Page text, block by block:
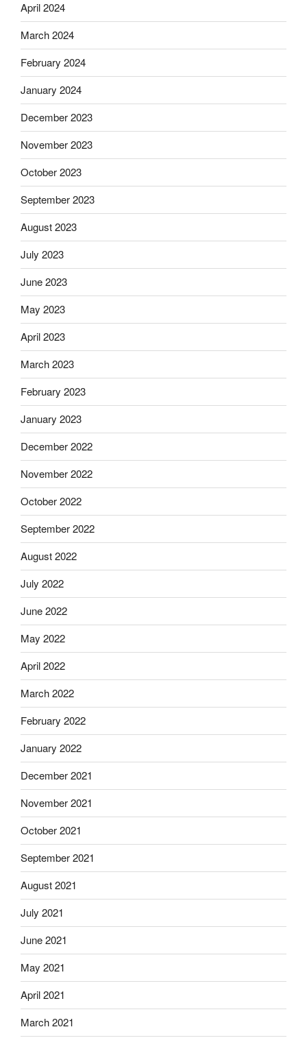
April 2024
March 2024
February 2024
January 2024
December 2023
November 2023
October 2023
September 2023
August 2023
July 2023
June 2023
May 2023
April 2023
March 2023
February 2023
January 2023
December 2022
November 2022
October 2022
September 2022
August 2022
July 2022
June 2022
May 2022
April 2022
March 2022
February 2022
January 2022
December 2021
November 2021
October 2021
September 2021
August 2021
July 2021
June 2021
May 2021
April 2021
March 2021